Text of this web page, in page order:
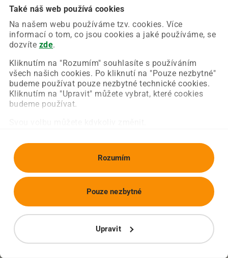
Také náš web používá cookies
Na našem webu používáme tzv. cookies. Více
informací o tom, co jsou cookies a jaké používáme, se
dozvíte zde.
Kliknutím na "Rozumím" souhlasíte s používáním
všech našich cookies. Po kliknutí na "Pouze nezbytné"
budeme používat pouze nezbytné technické cookies.
Kliknutím na "Upravit" můžete vybrat, které cookies
budeme používat.
Rozumím
Upravit
Pouze nezbytné
Chyba nastala na naší straně a už ji opravujeme.
Zkuste prosím znovu načíst požadovanou stránku.
Obnovit stránku Úvodní strana